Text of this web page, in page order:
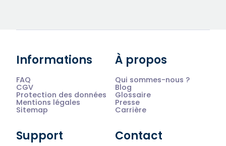
Informations
FAQ
CGV
Protection des données
Mentions légales
Sitemap
À propos
Qui sommes-nous ?
Blog
Glossaire
Presse
Carrière
Support Contact